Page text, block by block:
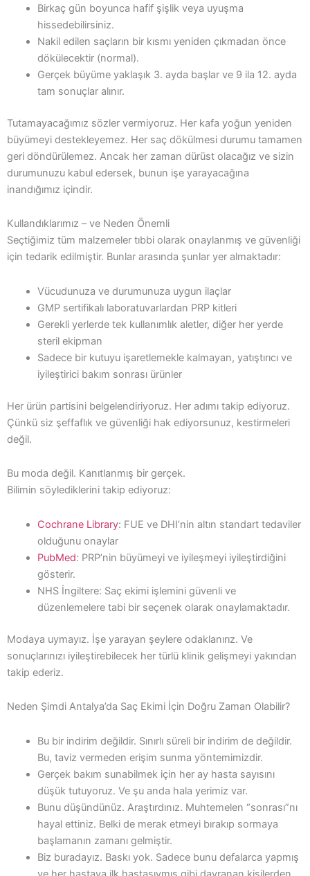
Birkaç gün boyunca hafif şişlik veya uyuşma
hissedebilirsiniz.
Nakil edilen saçların bir kısmı yeniden çıkmadan önce
dökülecektir (normal).
Gerçek büyüme yaklaşık 3. ayda başlar ve 9 ila 12. ayda
tam sonuçlar alınır.
Tutamayacağımız sözler vermiyoruz. Her kafa yoğun yeniden
büyümeyi destekleyemez. Her saç dökülmesi durumu tamamen
geri döndürülemez. Ancak her zaman dürüst olacağız ve sizin
durumunuzu kabul edersek, bunun işe yarayacağına
inandığımız içindir.
Kullandıklarımız – ve Neden Önemli
Seçtiğimiz tüm malzemeler tıbbi olarak onaylanmış ve güvenliği
için tedarik edilmiştir. Bunlar arasında şunlar yer almaktadır:
Vücudunuza ve durumunuza uygun ilaçlar
GMP sertifikalı laboratuvarlardan PRP kitleri
Gerekli yerlerde tek kullanımlık aletler, diğer her yerde
steril ekipman
Sadece bir kutuyu işaretlemekle kalmayan, yatıştırıcı ve
iyileştirici bakım sonrası ürünler
Her ürün partisini belgelendiriyoruz. Her adımı takip ediyoruz.
Çünkü siz şeffaflık ve güvenliği hak ediyorsunuz, kestirmeleri
değil.
Bu moda değil. Kanıtlanmış bir gerçek.
Bilimin söylediklerini takip ediyoruz:
Cochrane Library: FUE ve DHI’nin altın standart tedaviler
olduğunu onaylar
PubMed: PRP’nin büyümeyi ve iyileşmeyi iyileştirdiğini
gösterir.
NHS İngiltere: Saç ekimi işlemini güvenli ve
düzenlemelere tabi bir seçenek olarak onaylamaktadır.
Modaya uymayız. İşe yarayan şeylere odaklanırız. Ve
sonuçlarınızı iyileştirebilecek her türlü klinik gelişmeyi yakından
takip ederiz.
Neden Şimdi Antalya’da Saç Ekimi İçin Doğru Zaman Olabilir?
Bu bir indirim değildir. Sınırlı süreli bir indirim de değildir.
Bu, taviz vermeden erişim sunma yöntemimizdir.
Gerçek bakım sunabilmek için her ay hasta sayısını
düşük tutuyoruz. Ve şu anda hala yerimiz var.
Bunu düşündünüz. Araştırdınız. Muhtemelen “sonrası”nı
hayal ettiniz. Belki de merak etmeyi bırakıp sormaya
başlamanın zamanı gelmiştir.
Biz buradayız. Baskı yok. Sadece bunu defalarca yapmış